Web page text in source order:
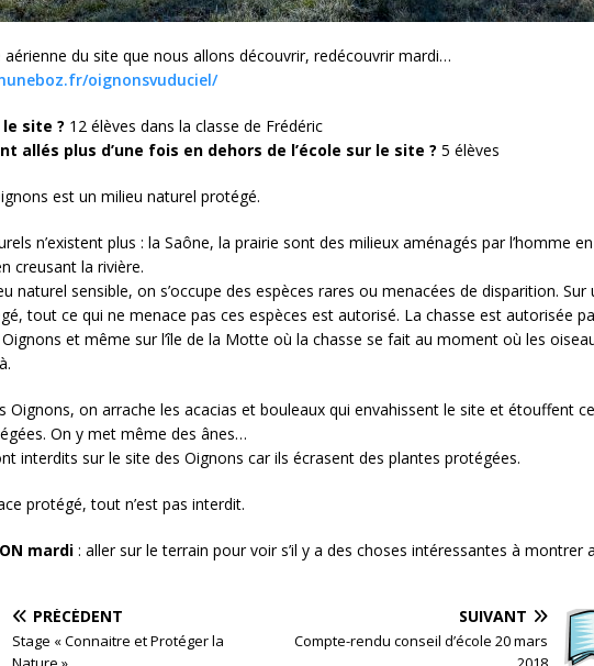
aérienne du site que nous allons découvrir, redécouvrir mardi…
oignonsvuduciel/
site ? 12 élèves dans la classe de Frédéric
allés plus d’une fois en dehors de l’école sur le site ? 5 élèves
est un milieu naturel protégé.
n’existent plus : la Saône, la prairie sont des milieux aménagés par l’homme
creusant la rivière.
naturel sensible, on s’occupe des espèces rares ou menacées de disparition. Sur
tout ce qui ne menace pas ces espèces est autorisé. La chasse est autorisée
et même sur l’île de la Motte où la chasse se fait au moment où les
Oignons, on arrache les acacias et bouleaux qui envahissent le site et étouffent
On y met même des ânes…
interdits sur le site des Oignons car ils écrasent des plantes protégées.
protégé, tout n’est pas interdit.
mardi : aller sur le terrain pour voir s’il y a des choses intéressantes à montrer
PRÉCÉDENT
Stage « Connaitre et Protéger la
SUIVANT
Compte-rendu conseil d’école 20 mars